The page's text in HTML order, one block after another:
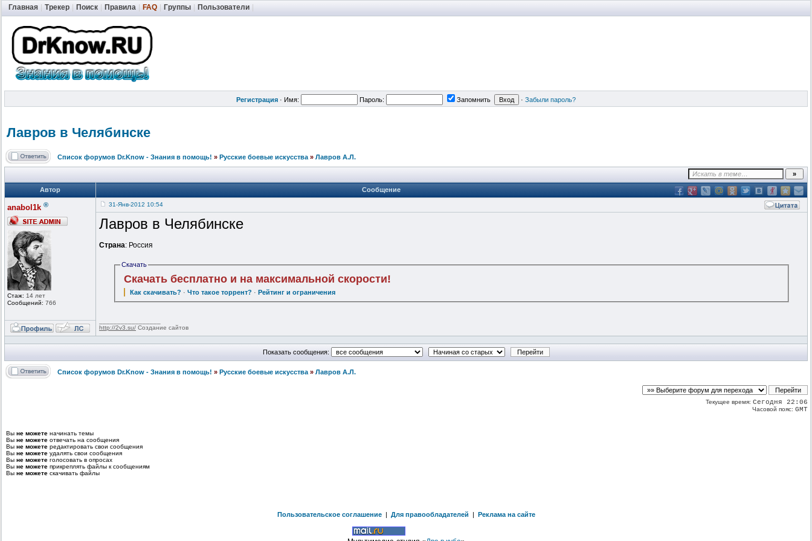
Главная Трекер Поиск Правила FAQ Группы Пользователи
Регистрация · Имя: Пароль: Запомнить · Забыли пароль?
Лавров в Челябинске
Список форумов Dr.Know - Знания в помощь! » Русские боевые искусства » Лавров А.Л.
Автор Сообщение
anabol1k ®
Стаж: 14 лет
Сообщений: 766
31-Янв-2012 10:54
Лавров в Челябинске
Страна: Россия
Скачать
Скачать бесплатно и на максимальной скорости!
Как скачивать? ·Что такое торрент? · Рейтинг и ограничения
http://2v3.su/ Создание сайтов
Показать сообщения:
Список форумов Dr.Know - Знания в помощь! » Русские боевые искусства » Лавров А.Л.
Текущее время: Сегодня 22:06
Часовой пояс: GMT
Вы не можете начинать темы
Вы не можете отвечать на сообщения
Вы не можете редактировать свои сообщения
Вы не можете удалять свои сообщения
Вы не можете голосовать в опросах
Вы не можете прикреплять файлы к сообщениям
Вы не можете скачивать файлы
Пользовательское соглашение | Для правообладателей | Реклама на сайте